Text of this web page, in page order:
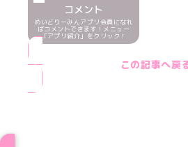
コメント
めいどりーみんアプリ会員になれ
ばコメントできます！メニュー
「アプリ紹介」をクリック！
この記事へ戻